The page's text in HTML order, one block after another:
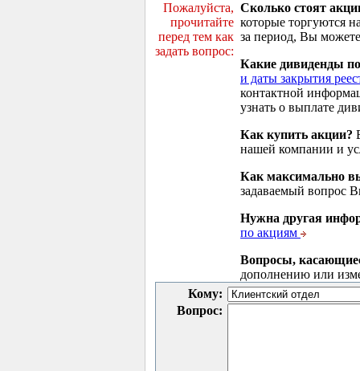
Пожалуйста,
прочитайте
перед тем как
задать вопрос:
Сколько стоят
которые торгуются
за период, Вы
Какие дивиденды
и даты закрытия
контактной
узнать о выплате
Как купить акции?
нашей компании и
Как максимально
задаваемый вопрос
Нужна другая
по акциям
Вопросы,
дополнению или
Кому:
Вопрос: